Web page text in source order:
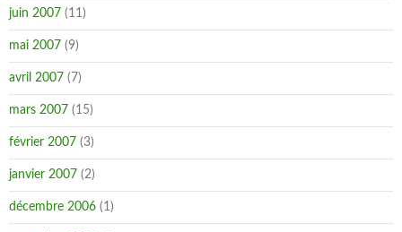
juin 2007 (11)
mai 2007 (9)
avril 2007 (7)
mars 2007 (15)
février 2007 (3)
janvier 2007 (2)
décembre 2006 (1)